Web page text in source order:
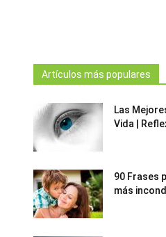
Artículos más populares
Las
Vida |
90 Frases
más